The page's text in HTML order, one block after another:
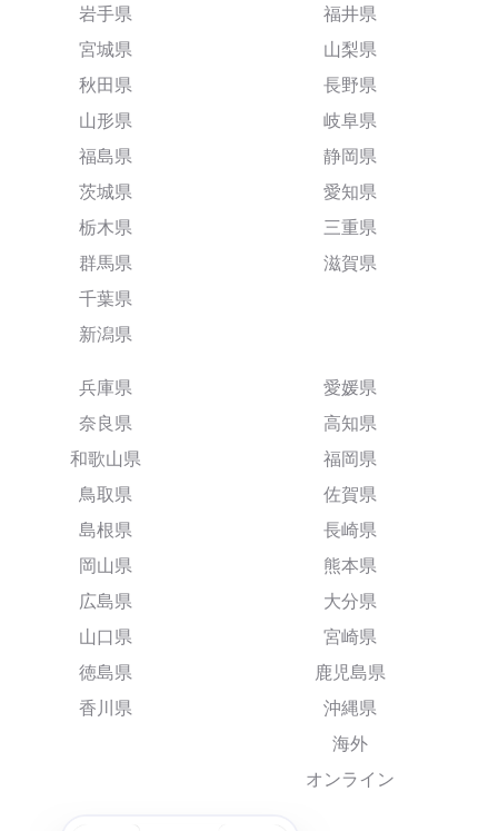
岩手県
宮城県
秋田県
山形県
福島県
茨城県
栃木県
群馬県
千葉県
新潟県
福井県
山梨県
長野県
岐阜県
静岡県
愛知県
三重県
滋賀県
兵庫県
奈良県
和歌山県
鳥取県
島根県
岡山県
広島県
山口県
徳島県
香川県
愛媛県
高知県
福岡県
佐賀県
長崎県
熊本県
大分県
宮崎県
鹿児島県
沖縄県
海外
オンライン